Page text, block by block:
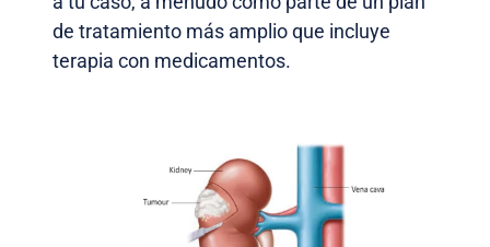
de tratamiento más amplio que incluye
terapia con medicamentos.